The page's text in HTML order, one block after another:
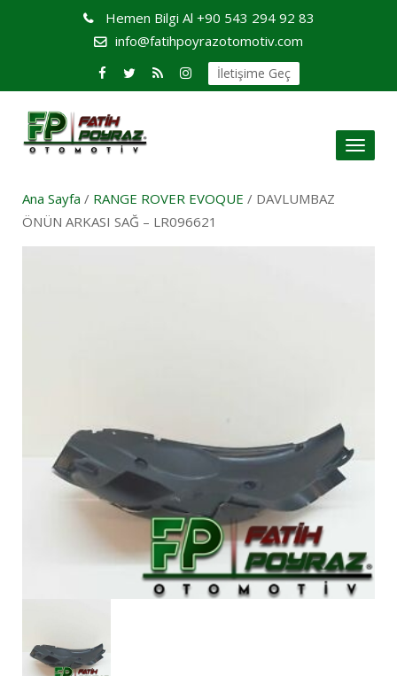
Hemen Bilgi Al +90 543 294 92 83
info@fatihpoyrazotomotiv.com
İletişime Geç
Toggle
Ana Sayfa / RANGE ROVER EVOQUE / DAVLUMBAZ
ÖNÜN ARKASI SAĞ – LR096621